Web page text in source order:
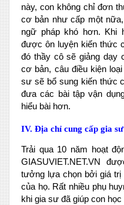
này, con không chỉ đơn
cơ bản như cấp một
ngữ pháp khó hơn. Khi
được ôn luyện kiến thức
đó thầy cô sẽ giảng dạy
cơ bản, câu điều kiện
sư sẽ bổ sung kiến thức
đưa các bài tập vận
hiểu bài hơn.
IV. Địa chỉ cung cấp gia
Trải qua 10 năm hoạt
GIASUVIET.NET.VN
tưởng lựa chọn bởi giá
của họ. Rất nhiều phụ
khi gia sư đã giúp con